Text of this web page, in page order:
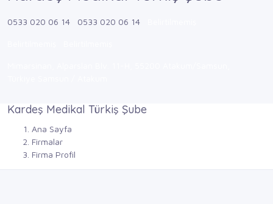
0533 020 06 14 0533 020 06 14
Kardeş Medikal Türkiş Şube
Ana Sayfa
Firmalar
Firma Profil